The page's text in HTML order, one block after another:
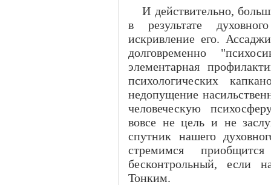
И действительно,
в результате
искривление его.
долговременно
элементарная
психологических
недопущение
человеческую
вовсе не цель и не
спутник нашего
стремимся
бесконтрольный, если
Тонким.